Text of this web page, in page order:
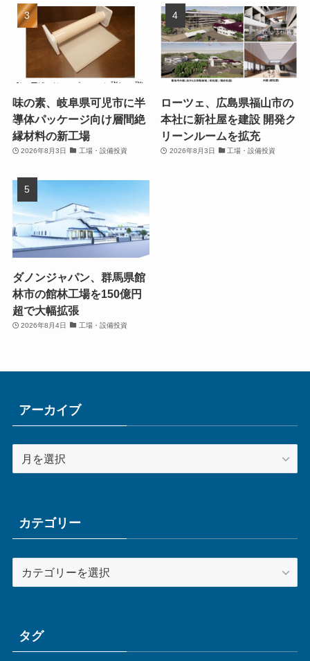
味の素、岐阜県可児市に半
導体パッケージ向け層間絶
縁材料の新工場
2026年8月3日 工場・設備投資
ローツェ、広島県福山市の
本社に新社屋を建設 開発ク
リーンルームを拡充
2026年8月3日 工場・設備投資
ダノンジャパン、群馬県館
林市の館林工場を150億円
超で大幅拡張
2026年8月4日 工場・設備投資
アーカイブ
ー
ブカテゴリー
ータグ